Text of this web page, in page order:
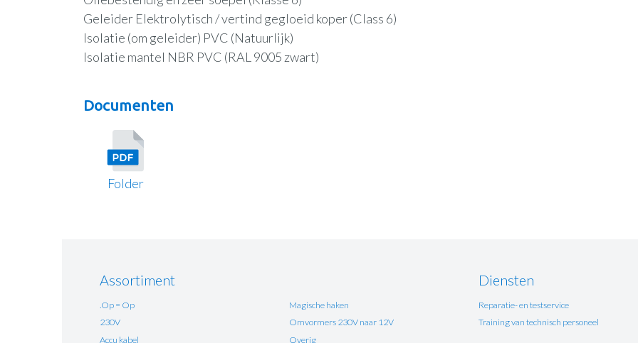
Geleider Elektrolytisch / vertind gegloeid koper (Class 6)
Isolatie (om geleider) PVC (Natuurlijk)
Isolatie mantel NBR PVC (RAL 9005 zwart)
Documenten
Folder
Assortiment
.Op = Op
230V
Accu kabel
Magische haken
Omvormers 230V naar 12V
Overig
Diensten
Reparatie- en testservice
Training van technisch personeel